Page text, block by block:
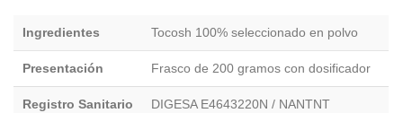
Ingredientes Tocosh 100% seleccionado en polvo
Presentación Frasco de 200 gramos con dosificador
Registro Sanitario DIGESA E4643220N / NANTNT